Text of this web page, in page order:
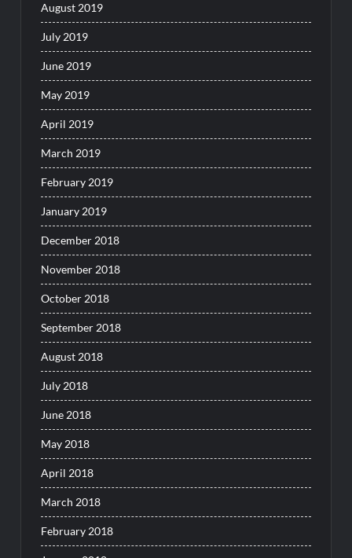
August 2019
July 2019
June 2019
May 2019
April 2019
March 2019
February 2019
January 2019
December 2018
November 2018
October 2018
September 2018
August 2018
July 2018
June 2018
May 2018
April 2018
March 2018
February 2018